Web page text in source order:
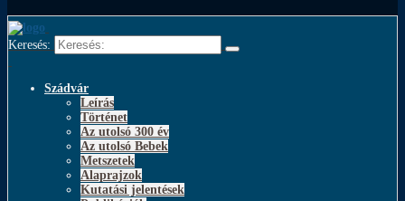
Keresés:
Szádvár
Leírás
Történet
Az utolsó 300 év
Az utolsó Bebek
Metszetek
Alaprajzok
Kutatási jelentések